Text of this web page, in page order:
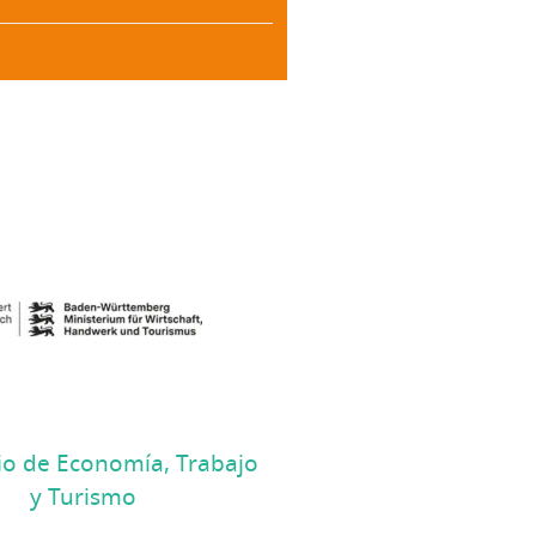
de Economía, Trabajo
y Turismo